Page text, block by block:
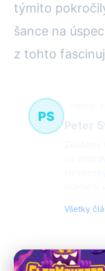
týmito
šance na
z tohto
PS
Peter
Všetky